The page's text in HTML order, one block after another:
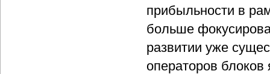
прибыльности в
больше
развитии уже
операторов